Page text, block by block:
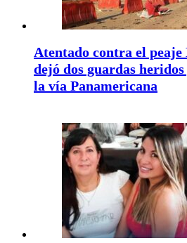
Atentado contra el peaje
dejó dos guardas
la vía Panamericana